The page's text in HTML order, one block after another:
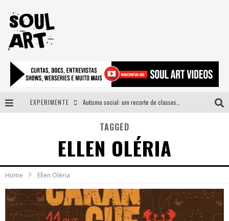
EXPERIMENTE
A subida da rampa é diferente!
Faça o bem! Mas, sem olhar a quem!?
Novo single de Arnaldo Tifu, “De Testa” explora brasilidade em sons, cores e símbolos
TAGGED
ELLEN OLÉRIA
Home Ellen Oléria